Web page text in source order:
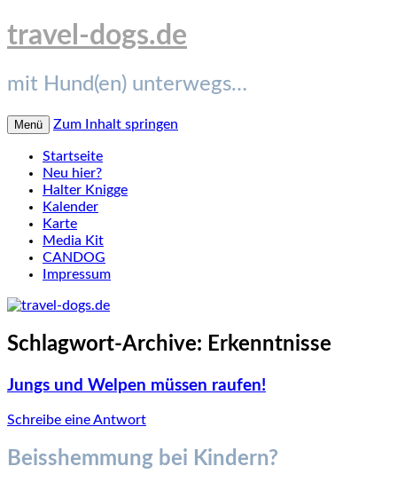
travel-dogs.de
mit Hund(en) unterwegs…
Menü Zum Inhalt springen
Startseite
Neu hier?
Halter Knigge
Kalender
Karte
Media Kit
CANDOG
Impressum
Schlagwort-Archive: Erkenntnisse
Jungs und Welpen müssen raufen!
Schreibe eine Antwort
Beisshemmung bei Kindern?